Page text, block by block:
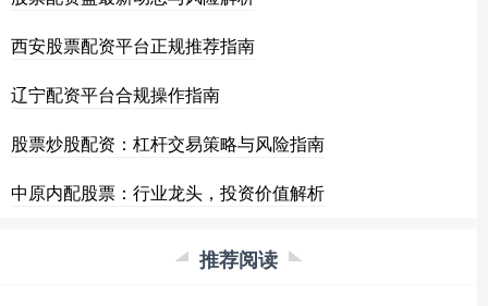
西安股票配资平台正规推荐指南
辽宁配资平台合规操作指南
股票炒股配资：杠杆交易策略与风险指南
中原内配股票：行业龙头，投资价值解析
推荐阅读